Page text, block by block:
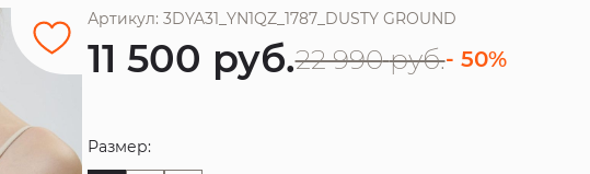
Артикул: 3DYA31_YN1QZ_1787_DUSTY GROUND
11 500 руб.22 990 руб.- 50%
Размер: